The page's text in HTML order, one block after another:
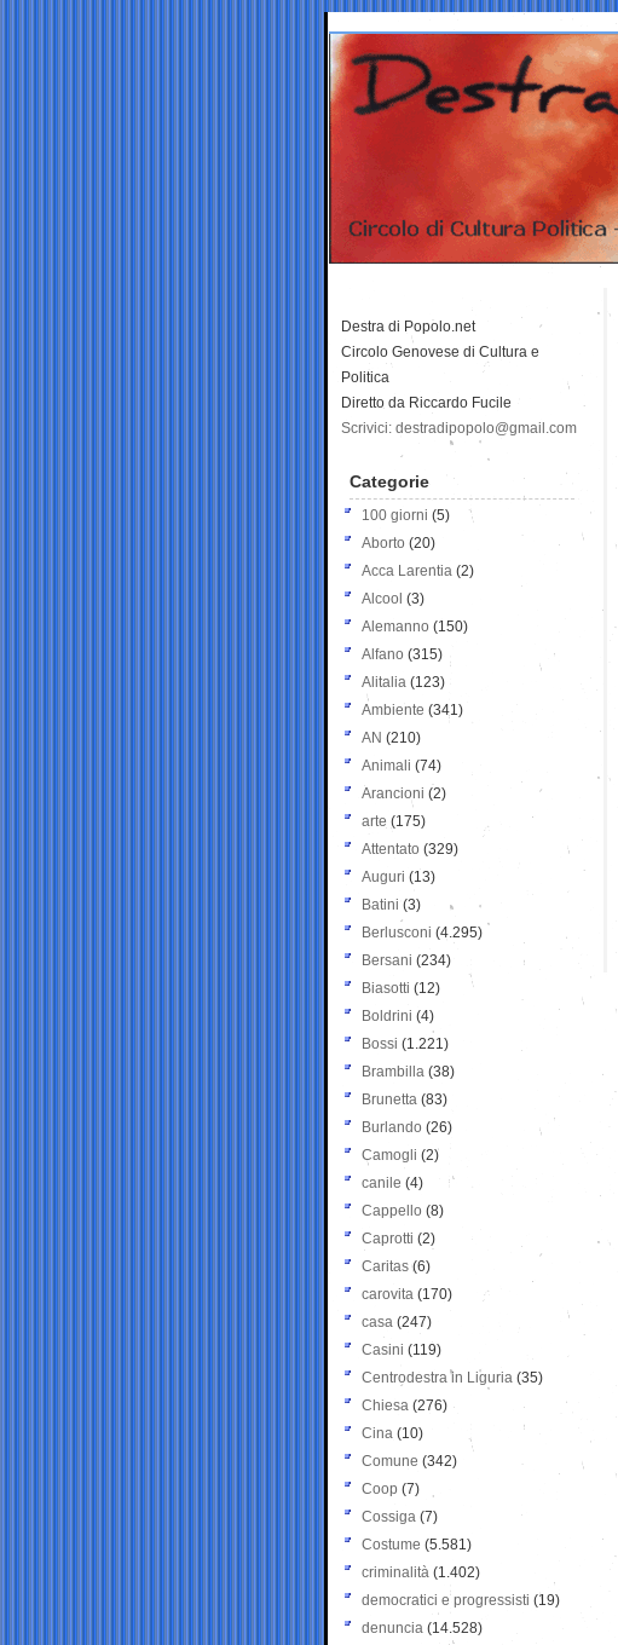
Destra di Popolo.net
Circolo Genovese di Cultura e
Politica
Diretto da Riccardo Fucile
Scrivici: destradipopolo@gmail.com
Categorie
100 giorni (5)
Aborto (20)
Acca Larentia (2)
Alcool (3)
Alemanno (150)
Alfano (315)
Alitalia (123)
Ambiente (341)
AN (210)
Animali (74)
Arancioni (2)
arte (175)
Attentato (329)
Auguri (13)
Batini (3)
Berlusconi (4.295)
Bersani (234)
Biasotti (12)
Boldrini (4)
Bossi (1.221)
Brambilla (38)
Brunetta (83)
Burlando (26)
Camogli (2)
canile (4)
Cappello (8)
Caprotti (2)
Caritas (6)
carovita (170)
casa (247)
Casini (119)
Centrodestra in Liguria (35)
Chiesa (276)
Cina (10)
Comune (342)
Coop (7)
Cossiga (7)
Costume (5.581)
criminalità (1.402)
democratici e progressisti (19)
denuncia (14.528)